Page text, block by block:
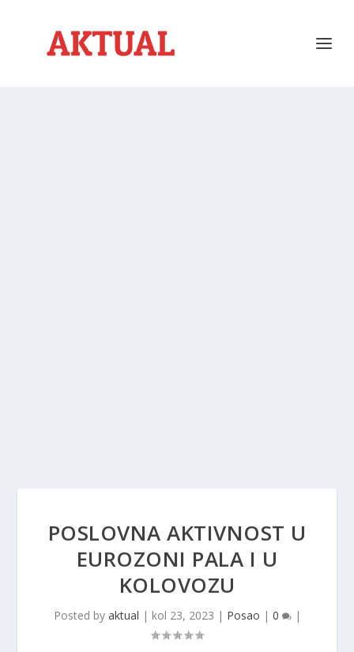
POSLOVNA AKTIVNOST U
EUROZONI PALA I U
KOLOVOZU
Posted by aktual | kol 23, 2023 | Posao | 0 |